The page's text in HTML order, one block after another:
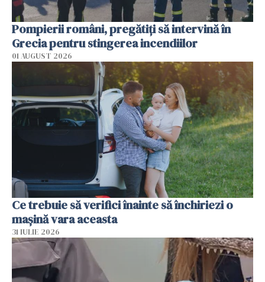
Pompierii români, pregătiţi să intervină în
Grecia pentru stingerea incendiilor
01 AUGUST 2026
Ce trebuie să verifici înainte să închiriezi o
mașină vara aceasta
31 IULIE 2026